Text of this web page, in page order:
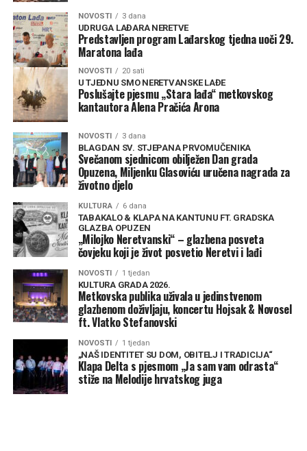
NOVOSTI 3 dana
UDRUGA LAĐARA NERETVE
Predstavljen program Lađarskog tjedna uoči 29.
Maratona lađa
NOVOSTI 20 sati
U TJEDNU SMO NERETVANSKE LAĐE
Poslušajte pjesmu „Stara lađa“ metkovskog
kantautora Alena Pračića Arona
NOVOSTI 3 dana
BLAGDAN SV. STJEPANA PRVOMUČENIKA
Svečanom sjednicom obilježen Dan grada
Opuzena, Miljenku Glasoviću uručena nagrada za
životno djelo
KULTURA 6 dana
TABAKALO & KLAPA NA KANTUNU FT. GRADSKA
GLAZBA OPUZEN
„Milojko Neretvanski“ – glazbena posveta
čovjeku koji je život posvetio Neretvi i lađi
NOVOSTI 1 tjedan
KULTURA GRADA 2026.
Metkovska publika uživala u jedinstvenom
glazbenom doživljaju, koncertu Hojsak & Novosel
ft. Vlatko Stefanovski
NOVOSTI 1 tjedan
„NAŠ IDENTITET SU DOM, OBITELJ I TRADICIJA“
Klapa Delta s pjesmom „Ja sam vam odrasta“
stiže na Melodije hrvatskog juga